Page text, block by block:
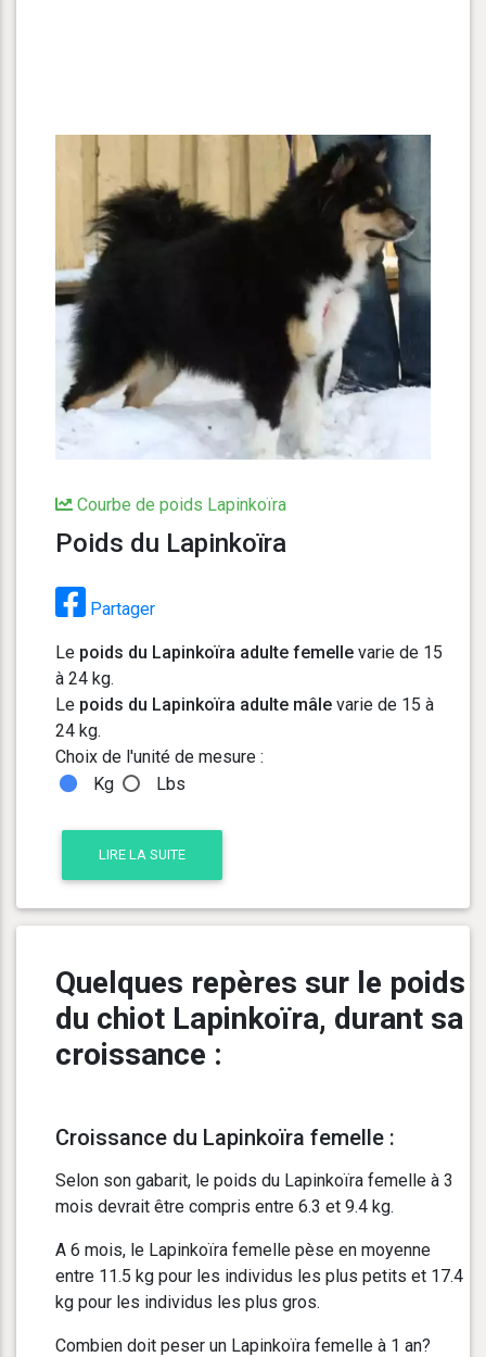
Courbe de poids Lapinkoïra
Poids du Lapinkoïra
Partager
Le poids du Lapinkoïra adulte femelle varie de 15
à 24 kg.
Le poids du Lapinkoïra adulte mâle varie de 15 à
24 kg.
Choix de l'unité de mesure :
Kg
Lbs
LIRE LA SUITE
Quelques repères sur le poids
du chiot Lapinkoïra, durant sa
croissance :
Croissance du Lapinkoïra femelle :
Selon son gabarit, le poids du Lapinkoïra femelle à 3
mois devrait être compris entre 6.3 et 9.4 kg.
A 6 mois, le Lapinkoïra femelle pèse en moyenne
entre 11.5 kg pour les individus les plus petits et 17.4
kg pour les individus les plus gros.
Combien doit peser un Lapinkoïra femelle à 1 an?